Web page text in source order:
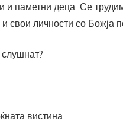
и паметни деца. Се
свои личности со Божја
вистина….